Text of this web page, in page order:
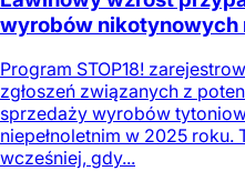
wyrobów nikotynowych
Program STOP18!
zgłoszeń związanych z
sprzedaży wyrobów
niepełnoletnim w 2025
wcześniej, gdy...